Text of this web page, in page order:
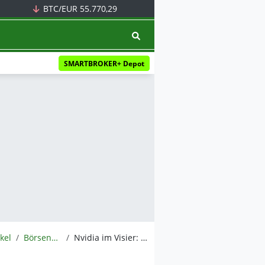
BTC/EUR 55.770,29
SMARTBROKER+ Depot
BörsenNEWS.de Nvidia im Visier: Droht ein Kartellverfahren aus China?